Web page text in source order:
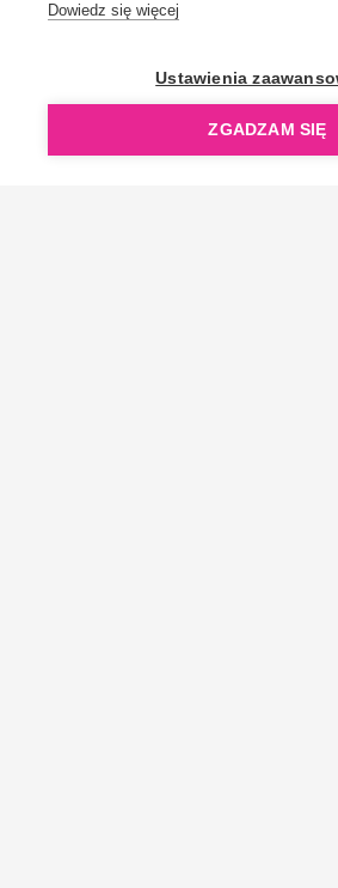
Dowiedz się więcej
Ustawienia
ZGADZAM SIĘ
OpenGift jest częścią